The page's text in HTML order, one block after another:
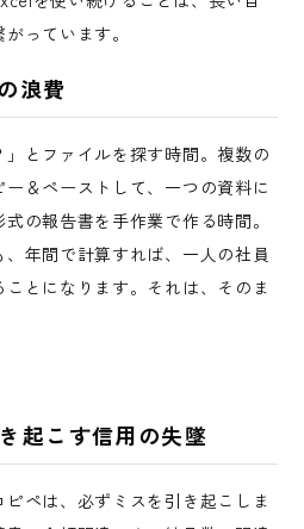
っています。
浪費
」とファイルを探す時間。複数の
＆ペーストして、一つの資料に
の報告書を手作業で作る時間。
年間で計算すれば、一人の社員
とになります。それは、そのま
起こす信用の失墜
ペは、必ずミスを引き起こしま